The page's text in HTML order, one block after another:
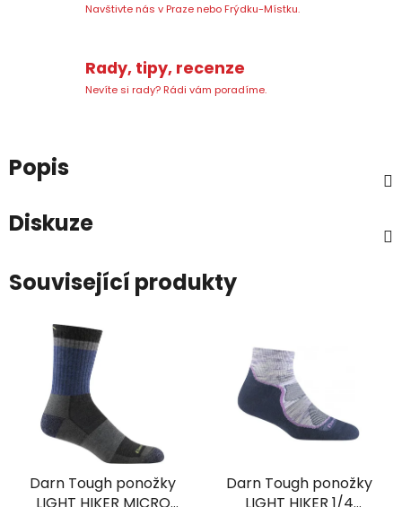
Navštivte nás v Praze nebo Frýdku-Místku.
Rady, tipy, recenze
Nevíte si rady? Rádi vám poradíme.
Popis
Diskuze
Související produkty
Darn Tough ponožky
LIGHT HIKER MICRO
Darn Tough ponožky
LIGHT HIKER 1/4